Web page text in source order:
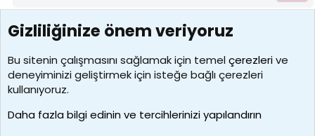
7388
Kullanıcılar
borabekirogluu
Son üye
Gizliliğinize önem veriyoruz
Bu sitenin çalışmasını sağlamak için temelçerezlerive
deneyiminizi geliştirmek için isteğe bağlı çerezleri
kullanıyoruz.
Daha fazla bilgi edinin ve tercihlerinizi yapılandırın